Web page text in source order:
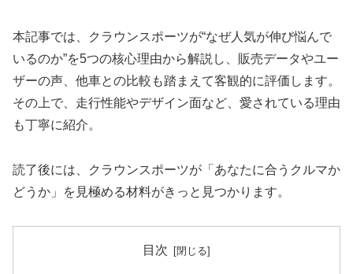
本記事では、クラウンスポーツが“なぜ人気が伸び悩んで
いるのか”を5つの核心理由から解説し、販売データやユー
ザーの声、他車との比較も踏まえて客観的に評価します。
その上で、走行性能やデザイン面など、愛されている理由
も丁寧に紹介。
読了後には、クラウンスポーツが「あなたに合うクルマか
どうか」を見極める材料がきっと見つかります。
目次